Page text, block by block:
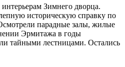
Зимнего дворца.
историческую справку по
парадные залы, жилые
Эрмитажа в годы
тайными лестницами. Остались